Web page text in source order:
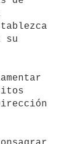
su